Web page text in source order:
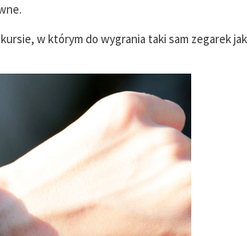
w którym do wygrania taki sam zegarek jak